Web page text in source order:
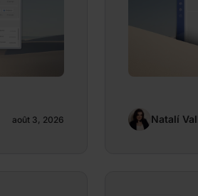
août 3, 2026 Natalí